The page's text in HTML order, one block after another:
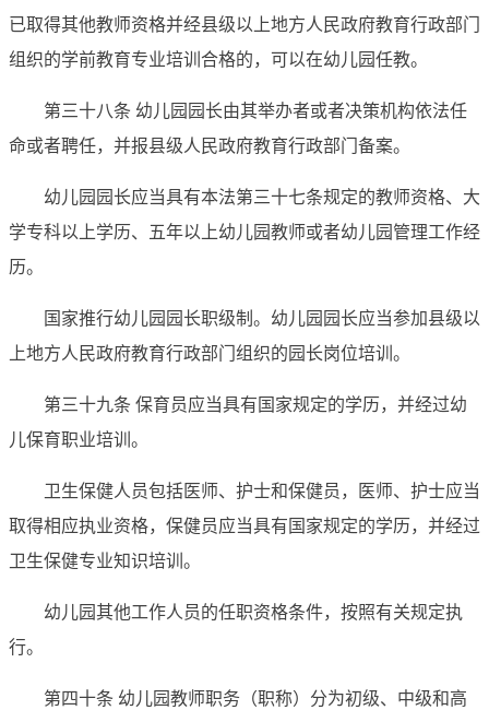
已取得其他教师资格并经县级以上地方人民政府教育行政部门
组织的学前教育专业培训合格的，可以在幼儿园任教。
第三十八条 幼儿园园长由其举办者或者决策机构依法任
命或者聘任，并报县级人民政府教育行政部门备案。
幼儿园园长应当具有本法第三十七条规定的教师资格、大
学专科以上学历、五年以上幼儿园教师或者幼儿园管理工作经
历。
国家推行幼儿园园长职级制。幼儿园园长应当参加县级以
上地方人民政府教育行政部门组织的园长岗位培训。
第三十九条 保育员应当具有国家规定的学历，并经过幼
儿保育职业培训。
卫生保健人员包括医师、护士和保健员，医师、护士应当
取得相应执业资格，保健员应当具有国家规定的学历，并经过
卫生保健专业知识培训。
幼儿园其他工作人员的任职资格条件，按照有关规定执
行。
第四十条 幼儿园教师职务（职称）分为初级、中级和高